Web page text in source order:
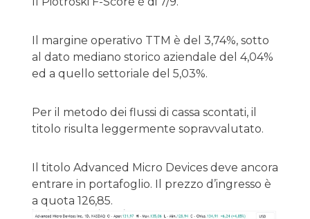
Il margine operativo TTM è del 3,74%, sotto
al dato mediano storico aziendale del 4,04%
ed a quello settoriale del 5,03%.
Per il metodo dei flussi di cassa scontati, il
titolo risulta leggermente sopravvalutato.
Il titolo Advanced Micro Devices deve ancora
entrare in portafoglio. Il prezzo d’ingresso è
a quota 126,85.